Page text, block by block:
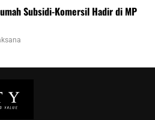
Subsidi-Komersil Hadir di MP